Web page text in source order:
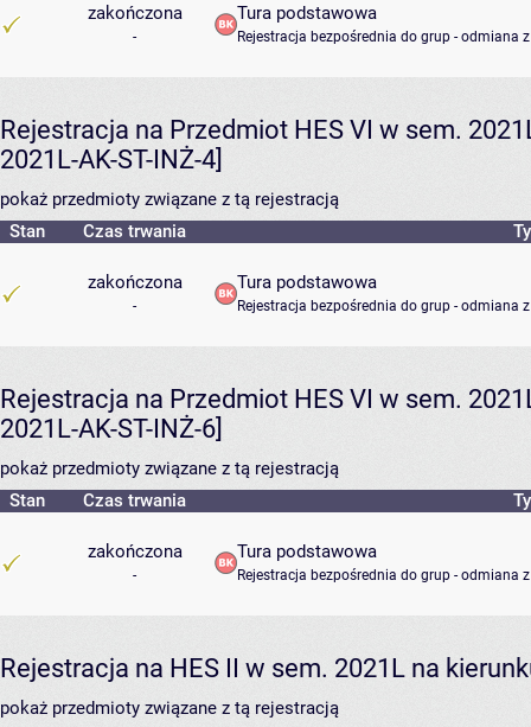
zakończona
-
Tura podstawowa
Rejestracja bezpośrednia do grup - odmiana
Rejestracja na Przedmiot HES VI w sem.
2021L-AK-ST-INŻ-4]
pokaż przedmioty związane z tą rejestracją
Stan
Czas trwania
zakończona
-
Tura podstawowa
Rejestracja bezpośrednia do grup - odmiana
Rejestracja na Przedmiot HES VI w sem.
2021L-AK-ST-INŻ-6]
pokaż przedmioty związane z tą rejestracją
Stan
Czas trwania
zakończona
-
Tura podstawowa
Rejestracja bezpośrednia do grup - odmiana
Rejestracja na HES II w sem. 2021L na
pokaż przedmioty związane z tą rejestracją